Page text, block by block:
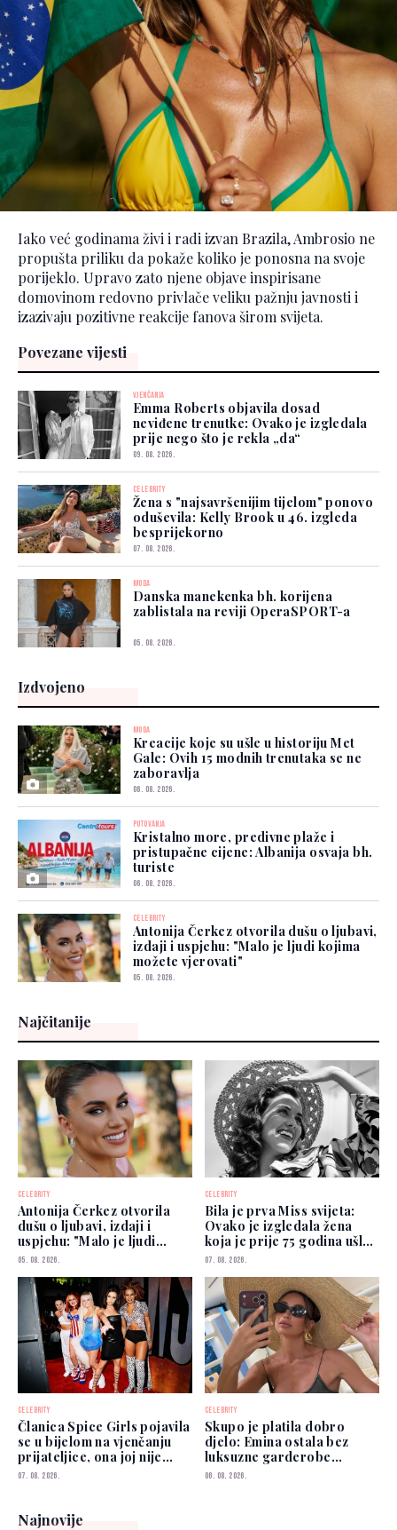
Iako već godinama živi i radi izvan Brazila, Ambrosio ne
propušta priliku da pokaže koliko je ponosna na svoje
porijeklo. Upravo zato njene objave inspirisane
domovinom redovno privlače veliku pažnju javnosti i
izazivaju pozitivne reakcije fanova širom svijeta.
Povezane vijesti
VJENČANJA
Emma Roberts objavila dosad
neviđene trenutke: Ovako je izgledala
prije nego što je rekla „da“
09. 08. 2026.
CELEBRITY
Žena s "najsavršenijim tijelom" ponovo
oduševila: Kelly Brook u 46. izgleda
besprijekorno
07. 08. 2026.
MODA
Danska manekenka bh. korijena
zablistala na reviji OperaSPORT-a
05. 08. 2026.
Izdvojeno
MODA
Kreacije koje su ušle u historiju Met
Gale: Ovih 15 modnih trenutaka se ne
zaboravlja
06. 08. 2026.
PUTOVANJA
Kristalno more, predivne plaže i
pristupačne cijene: Albanija osvaja bh.
turiste
06. 08. 2026.
CELEBRITY
Antonija Čerkez otvorila dušu o ljubavi,
izdaji i uspjehu: "Malo je ljudi kojima
možete vjerovati"
05. 08. 2026.
Najčitanije
CELEBRITY
Antonija Čerkez otvorila
dušu o ljubavi, izdaji i
uspjehu: "Malo je ljudi
kojima možete vjerovati"
05. 08. 2026.
CELEBRITY
Bila je prva Miss svijeta:
Ovako je izgledala žena
koja je prije 75 godina ušla
u historiju
07. 08. 2026.
CELEBRITY
Članica Spice Girls pojavila
se u bijelom na vjenčanju
prijateljice, ona joj nije
prešutjela
07. 08. 2026.
CELEBRITY
Skupo je platila dobro
djelo: Emina ostala bez
luksuzne garderobe
vrijedne više od 50.000
06. 08. 2026.
Najnovije